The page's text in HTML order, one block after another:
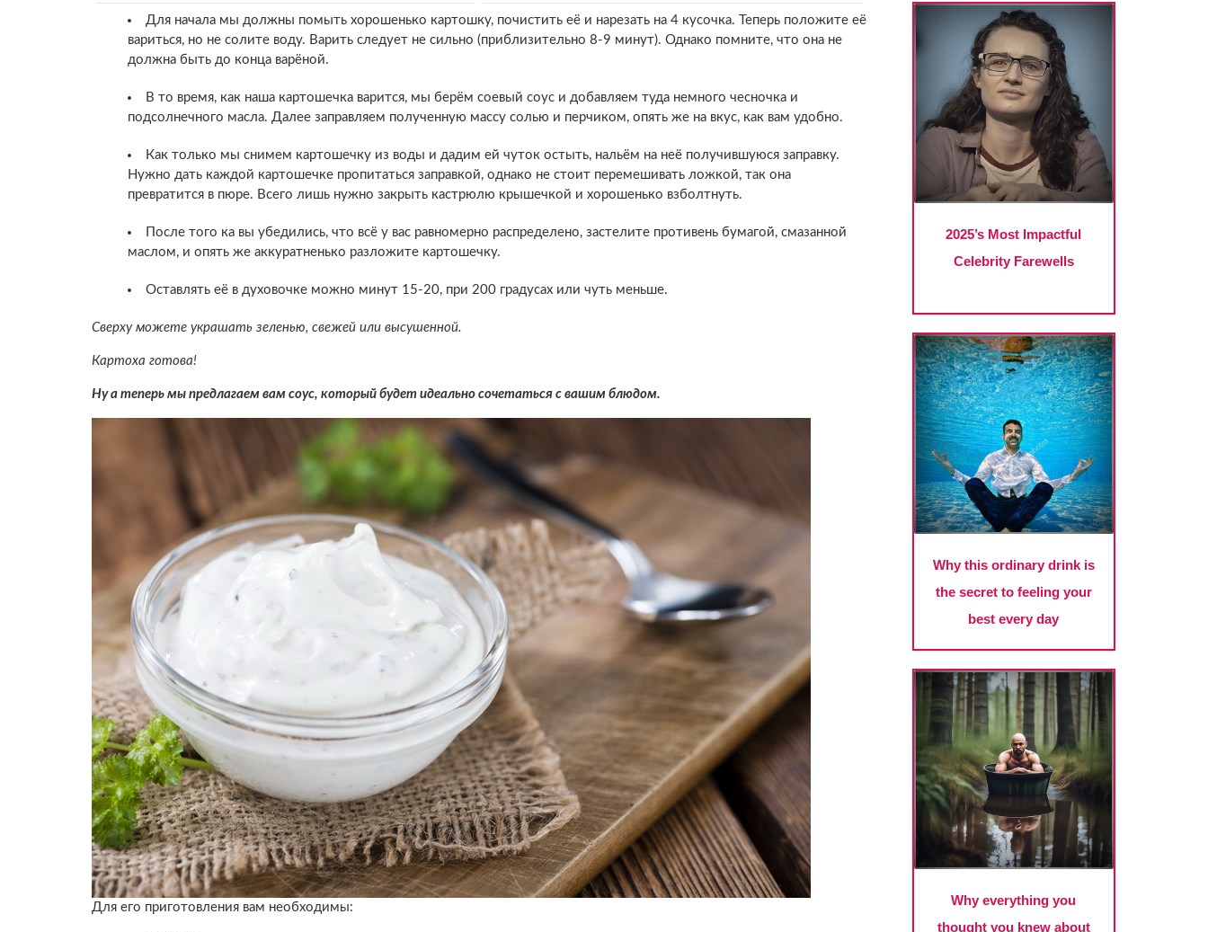
Для начала мы должны помыть хорошенько картошку, почистить её и нарезать на 4 кусочка. Теперь положите её
вариться, но не солите воду. Варить следует не сильно (приблизительно 8-9 минут). Однако помните, что она не
должна быть до конца варёной.
В то время, как наша картошечка варится, мы берём соевый соус и добавляем туда немного чесночка и
подсолнечного масла. Далее заправляем полученную массу солью и перчиком, опять же на вкус, как вам удобно.
Как только мы снимем картошечку из воды и дадим ей чуток остыть, нальём на неё получившуюся заправку.
Нужно дать каждой картошечке пропитаться заправкой, однако не стоит перемешивать ложкой, так она
превратится в пюре. Всего лишь нужно закрыть кастрюлю крышечкой и хорошенько взболтнуть.
После того ка вы убедились, что всё у вас равномерно распределено, застелите противень бумагой, смазанной
маслом, и опять же аккуратненько разложите картошечку.
Оставлять её в духовочке можно минут 15-20, при 200 градусах или чуть меньше.
Сверху можете украшать зеленью, свежей или высушенной.
Картоха готова!
Ну а теперь мы предлагаем вам соус, который будет идеально сочетаться с вашим блюдом.
Для его приготовления вам необходимы: